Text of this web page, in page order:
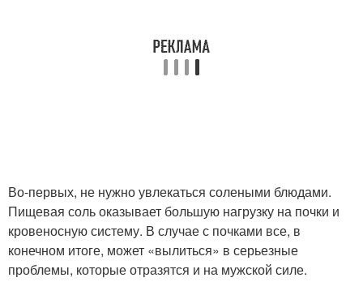
Во-первых, не нужно увлекаться солеными блюдами.
Пищевая соль оказывает большую нагрузку на почки и
кровеносную систему. В случае с почками все, в
конечном итоге, может «вылиться» в серьезные
проблемы, которые отразятся и на мужской силе.